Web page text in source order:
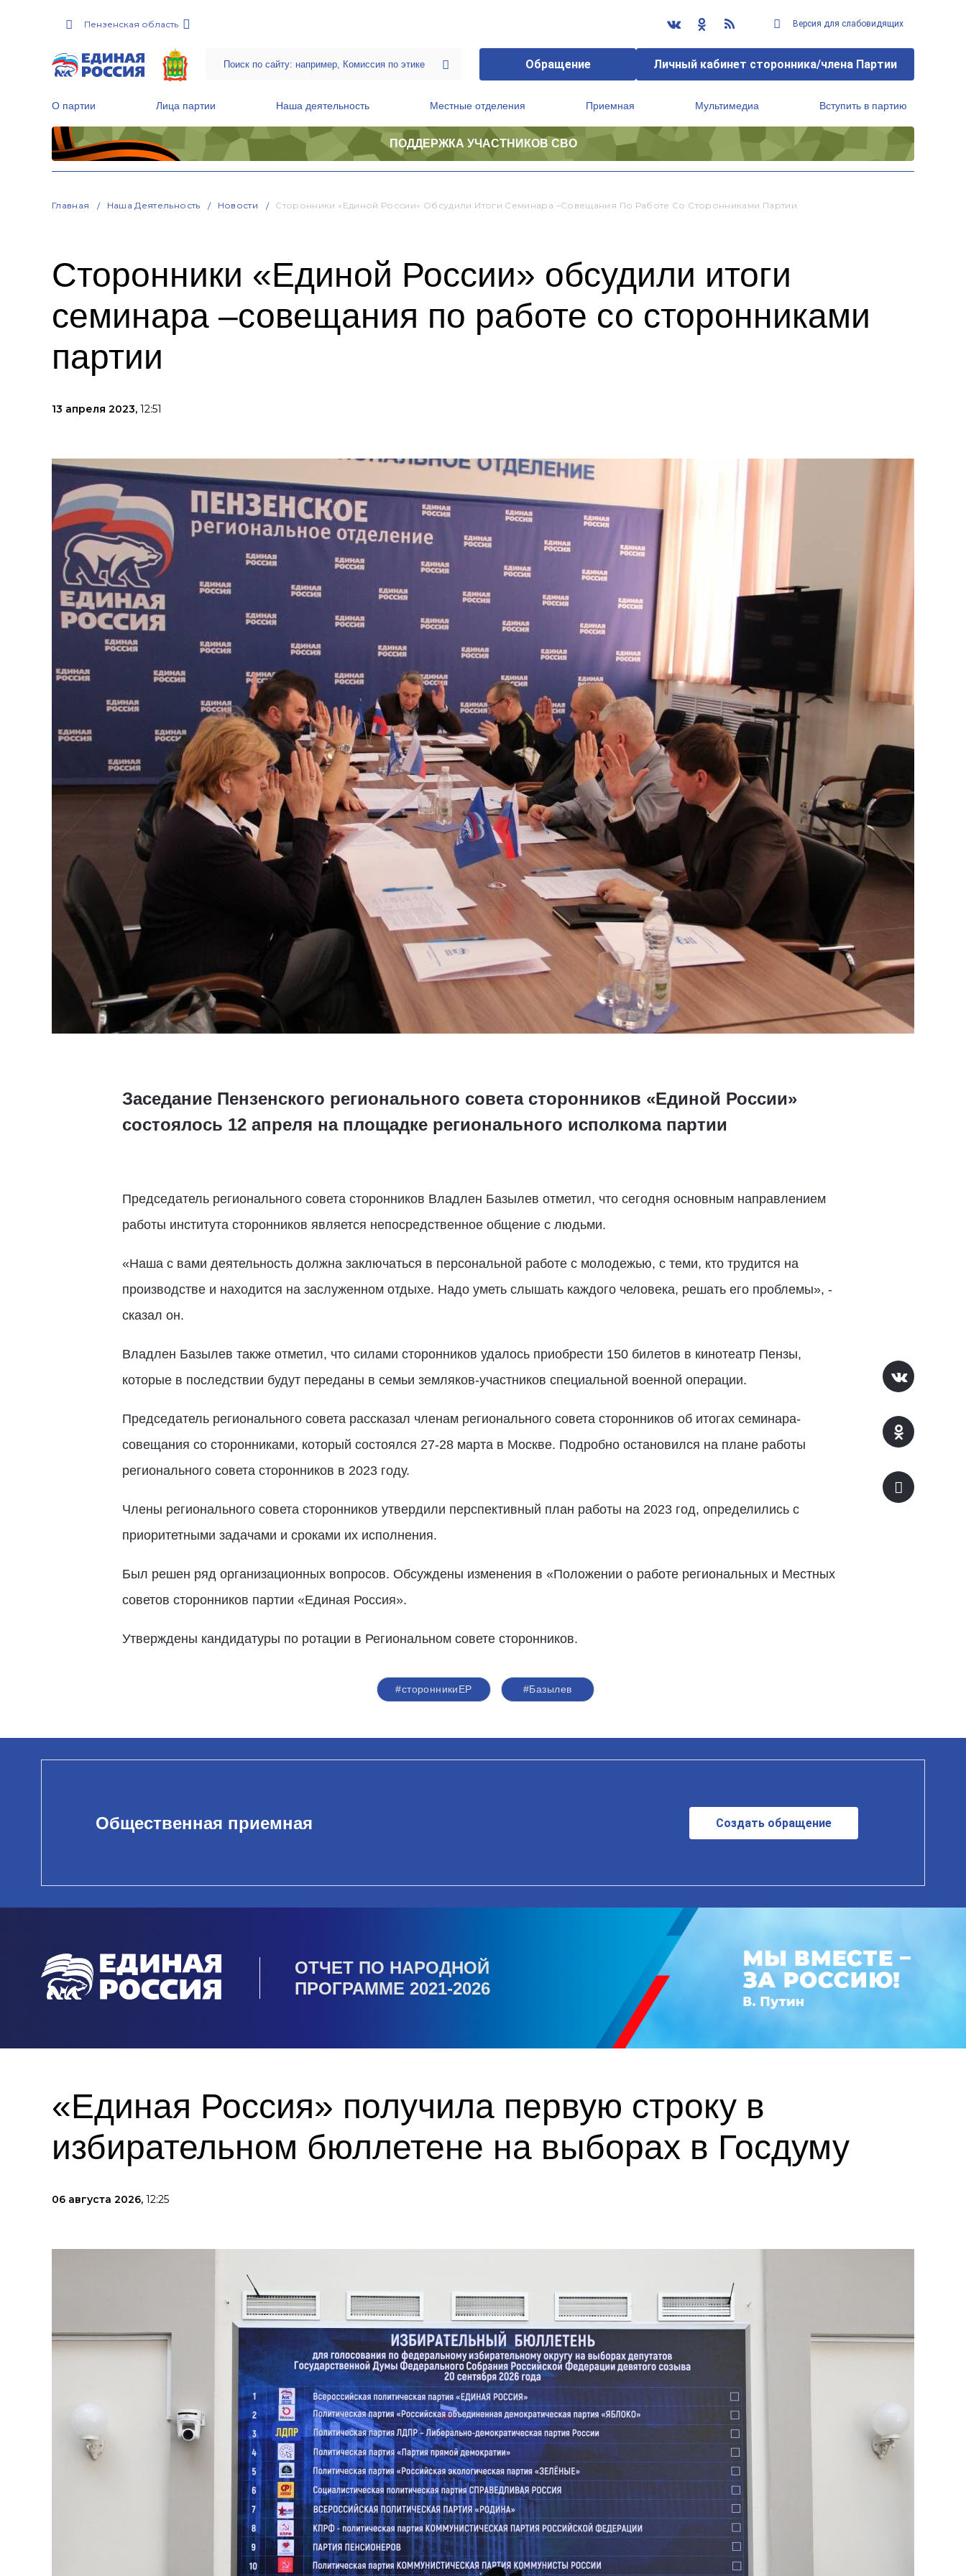
Пензенская область Версия для слабовидящих
Обращение Личный кабинет сторонника/члена Партии
О партии Лица партии Наша деятельность Местные отделения Приемная Мультимедиа Вступить в партию
ПОДДЕРЖКА УЧАСТНИКОВ СВО
Главная Наша Деятельность Новости Сторонники «Единой России» Обсудили Итоги Семинара –совещания По Работе Со Сторонниками Партии
Сторонники «Единой России» обсудили итоги
семинара –совещания по работе со сторонниками
партии
13 апреля 2023, 12:51
Заседание Пензенского регионального совета сторонников «Единой России»
состоялось 12 апреля на площадке регионального исполкома партии
Председатель регионального совета сторонников Владлен Базылев отметил, что сегодня основным направлением
работы института сторонников является непосредственное общение с людьми.
«Наша с вами деятельность должна заключаться в персональной работе с молодежью, с теми, кто трудится на
производстве и находится на заслуженном отдыхе. Надо уметь слышать каждого человека, решать его проблемы», -
сказал он.
Владлен Базылев также отметил, что силами сторонников удалось приобрести 150 билетов в кинотеатр Пензы,
которые в последствии будут переданы в семьи земляков-участников специальной военной операции.
Председатель регионального совета рассказал членам регионального совета сторонников об итогах семинара-
совещания со сторонниками, который состоялся 27-28 марта в Москве. Подробно остановился на плане работы
регионального совета сторонников в 2023 году.
Члены регионального совета сторонников утвердили перспективный план работы на 2023 год, определились с
приоритетными задачами и сроками их исполнения.
Был решен ряд организационных вопросов. Обсуждены изменения в «Положении о работе региональных и Местных
советов сторонников партии «Единая Россия».
Утверждены кандидатуры по ротации в Региональном совете сторонников.
#сторонникиЕР #Базылев
Общественная приемная Создать обращение
ОТЧЕТ ПО НАРОДНОЙ
ПРОГРАММЕ 2021-2026
«Единая Россия» получила первую строку в
избирательном бюллетене на выборах в Госдуму
06 августа 2026, 12:25